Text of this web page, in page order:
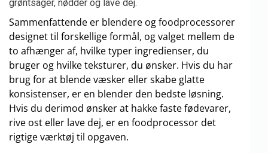
grøntsager, nødder og lave dej.
Sammenfattende er blendere og foodprocessorer
designet til forskellige formål, og valget mellem de
to afhænger af, hvilke typer ingredienser, du
bruger og hvilke teksturer, du ønsker. Hvis du har
brug for at blende væsker eller skabe glatte
konsistenser, er en blender den bedste løsning.
Hvis du derimod ønsker at hakke faste fødevarer,
rive ost eller lave dej, er en foodprocessor det
rigtige værktøj til opgaven.